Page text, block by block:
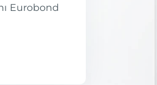
Eurobond